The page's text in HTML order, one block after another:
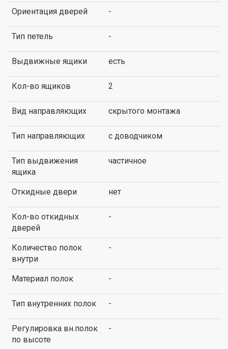
Ориентация дверей -
Тип петель -
Выдвижные ящики есть
Кол-во ящиков 2
Вид направляющих скрытого монтажа
Тип направляющих с доводчиком
Тип выдвижения
ящика
частичное
Откидные двери нет
Кол-во откидных
дверей
-
Количество полок
внутри
-
Материал полок -
Тип внутренних полок -
Регулировка вн.полок
по высоте
-